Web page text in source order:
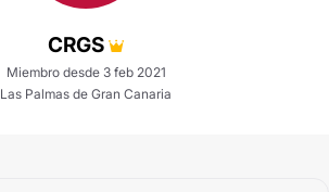
CRGS
Miembro desde 3 feb 2021
Las Palmas de Gran Canaria